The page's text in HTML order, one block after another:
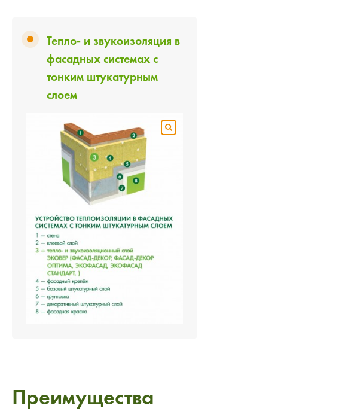
Тепло- и звукоизоляция в
фасадных системах с
тонким штукатурным
слоем
Преимущества